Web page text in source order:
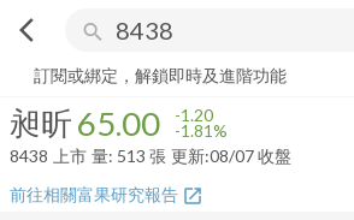
arrow_back_ios search
昶昕 65.00-1.81%
訂閱或綁定，解鎖即時及進階功能
昶昕65.00 -1.20
-1.81%
8438
上市 量: 513 張 更新:08/07 收盤
前往相關富果研究報告 open_in_new